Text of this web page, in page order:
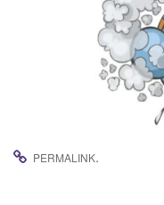
PERMALINK.